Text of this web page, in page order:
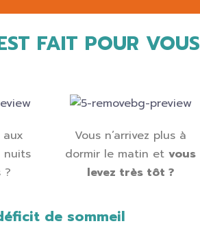
FAIT POUR VOUS
?
Vous n’arrivez plus à
dormir le matin et vous
levez très tôt ?
de sommeil